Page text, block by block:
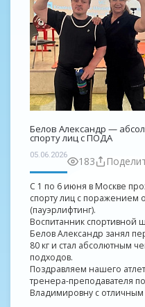
Белов Александр —
спорту лиц с ПОДА
05.06.2026 183
С 1 по 6 июня в Москве
спорту лиц с поражением
(пауэрлифтинг).
Воспитанник спортивной
Белов Александр занял
80 кг и стал абсолютным
подходов.
Поздравляем нашего
тренера-преподавателя
Владимировну с отличным